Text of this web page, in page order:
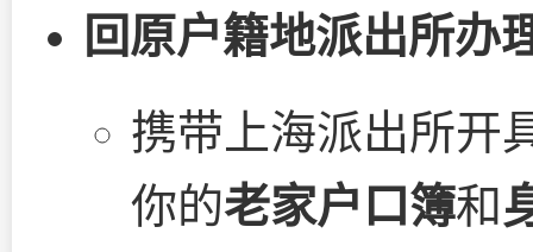
回原户籍地派出所办
携带上海派出所开
你的老家户口簿和